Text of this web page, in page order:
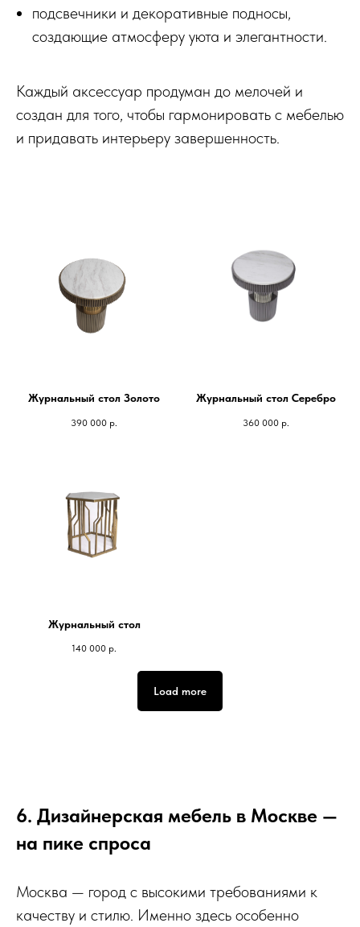
подсвечники и декоративные подносы,
создающие атмосферу уюта и элегантности.
Каждый аксессуар продуман до мелочей и
создан для того, чтобы гармонировать с мебелью
и придавать интерьеру завершенность.
Журнальный стол Золото
390 000 р.
Журнальный стол Серебро
360 000 р.
Журнальный стол
140 000 р.
Load more
6. Дизайнерская мебель в Москве —
на пике спроса
Москва — город с высокими требованиями к
качеству и стилю. Именно здесь особенно